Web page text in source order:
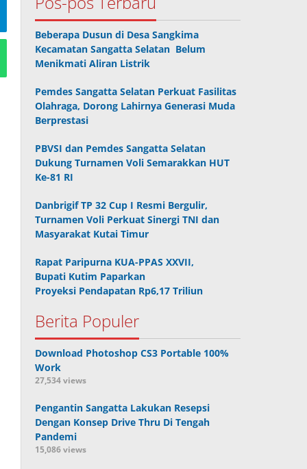
Beberapa Dusun di Desa Sangkima
Kecamatan Sangatta Selatan Belum
Menikmati Aliran Listrik
Pemdes Sangatta Selatan Perkuat Fasilitas
Olahraga, Dorong Lahirnya Generasi Muda
Berprestasi
PBVSI dan Pemdes Sangatta Selatan
Dukung Turnamen Voli Semarakkan HUT
Ke-81 RI
Danbrigif TP 32 Cup I Resmi Bergulir,
Turnamen Voli Perkuat Sinergi TNI dan
Masyarakat Kutai Timur
Rapat Paripurna KUA-PPAS XXVII,
Bupati Kutim Paparkan
Proyeksi Pendapatan Rp6,17 Triliun
Berita Populer
Download Photoshop CS3 Portable 100%
Work
27,534 views
Pengantin Sangatta Lakukan Resepsi
Dengan Konsep Drive Thru Di Tengah
Pandemi
15,086 views